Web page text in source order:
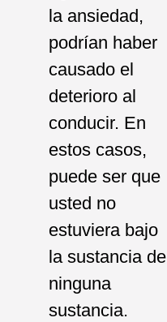
la ansiedad,
podrían haber
causado el
deterioro al
conducir. En
estos casos,
puede ser que
usted no
estuviera bajo
la sustancia de
ninguna
sustancia.